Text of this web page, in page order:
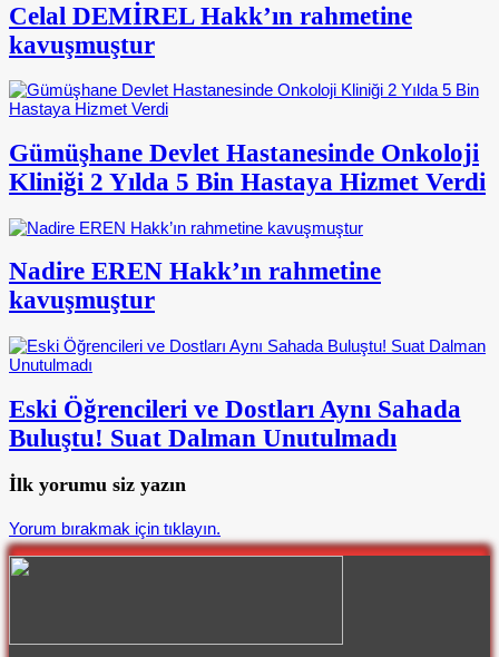
Celal DEMİREL Hakk’ın rahmetine
kavuşmuştur
Gümüşhane Devlet Hastanesinde Onkoloji
Kliniği 2 Yılda 5 Bin Hastaya Hizmet Verdi
Nadire EREN Hakk’ın rahmetine
kavuşmuştur
Eski Öğrencileri ve Dostları Aynı Sahada
Buluştu! Suat Dalman Unutulmadı
İlk yorumu siz yazın
Yorum bırakmak için tıklayın.